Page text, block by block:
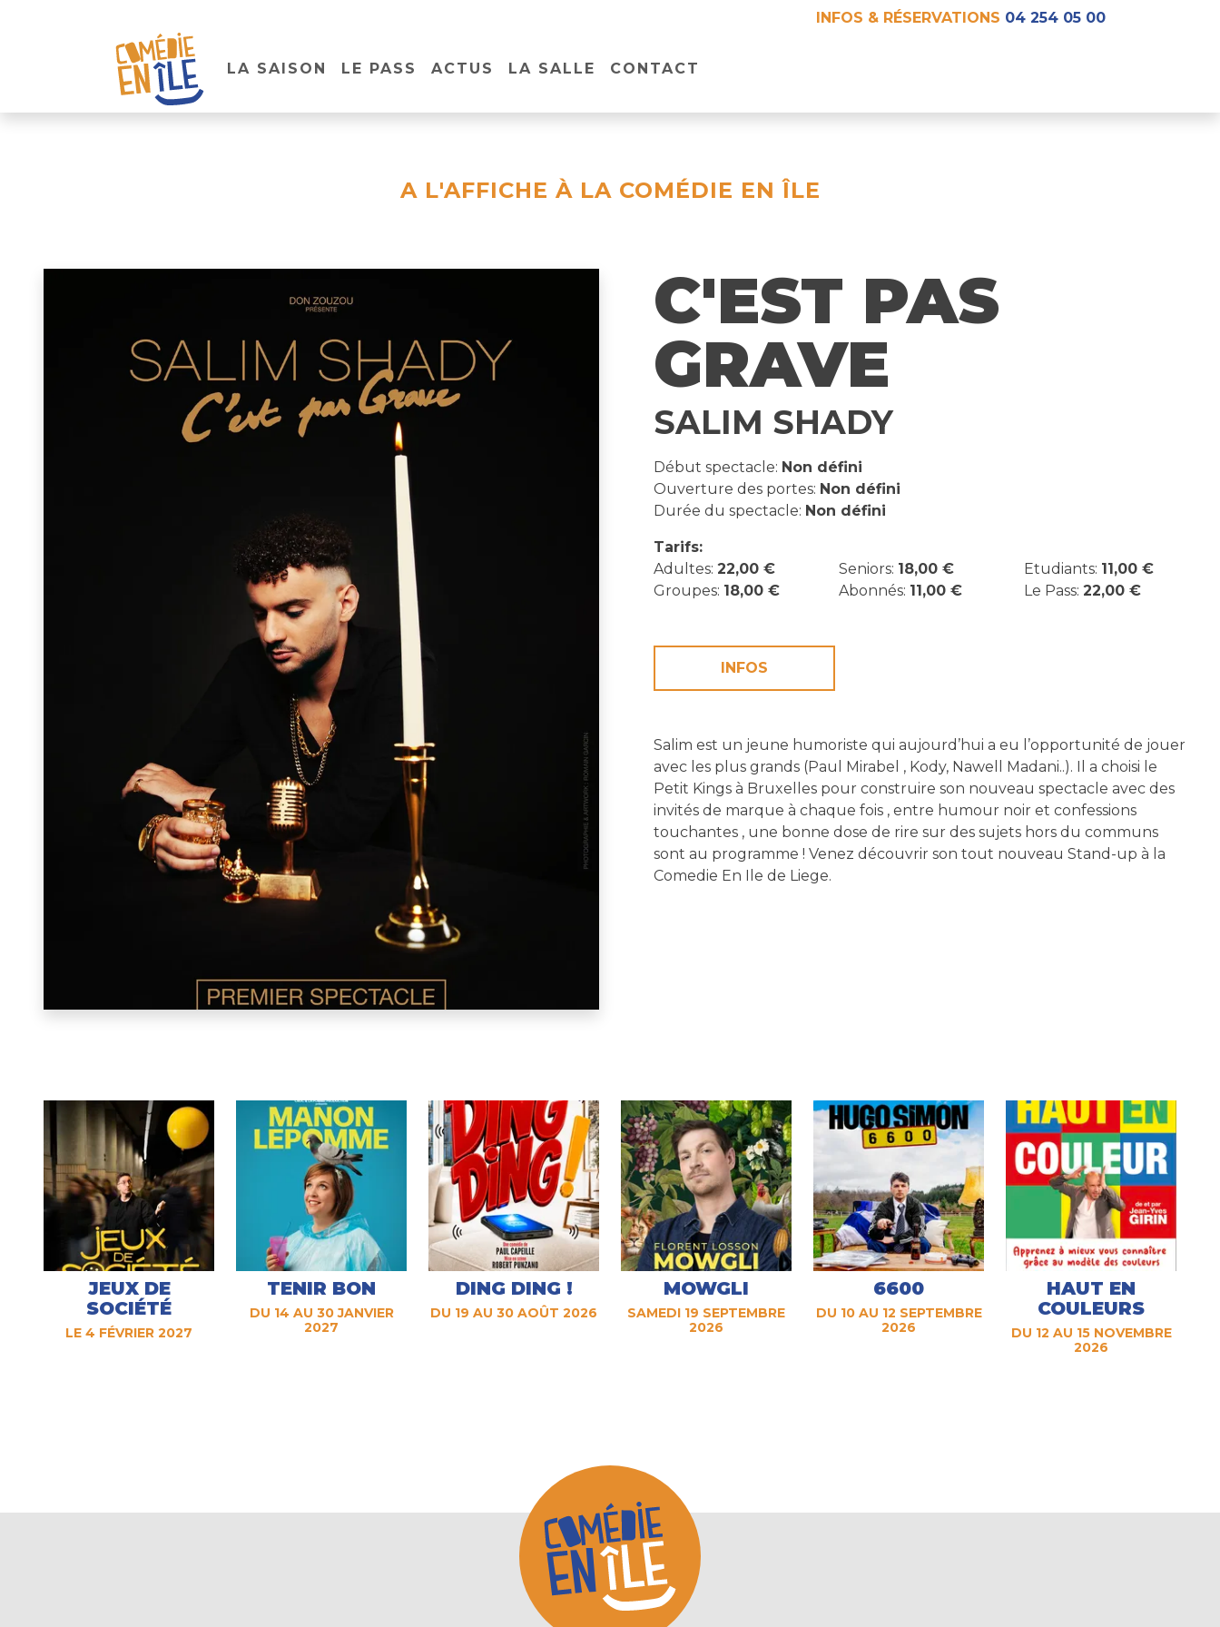
INFOS & RÉSERVATIONS 04 254 05 00
LA SAISON LE PASS ACTUS LA SALLE CONTACT
A L'AFFICHE À LA COMÉDIE EN ÎLE
C'EST PAS
GRAVE
SALIM SHADY
Début spectacle: Non défini
Ouverture des portes: Non défini
Durée du spectacle: Non défini
Tarifs:
Adultes: 22,00 € Seniors: 18,00 € Etudiants: 11,00 €
Groupes: 18,00 € Abonnés: 11,00 € Le Pass: 22,00 €
INFOS
Salim est un jeune humoriste qui aujourd’hui a eu l’opportunité de jouer
avec les plus grands (Paul Mirabel , Kody, Nawell Madani..). Il a choisi le
Petit Kings à Bruxelles pour construire son nouveau spectacle avec des
invités de marque à chaque fois , entre humour noir et confessions
touchantes , une bonne dose de rire sur des sujets hors du communs
sont au programme ! Venez découvrir son tout nouveau Stand-up à la
Comedie En Ile de Liege.
JEUX DE
SOCIÉTÉ
LE 4 FÉVRIER 2027
TENIR BON
DU 14 AU 30 JANVIER
2027
DING DING !
DU 19 AU 30 AOÛT 2026
MOWGLI
SAMEDI 19 SEPTEMBRE
2026
6600
DU 10 AU 12 SEPTEMBRE
2026
HAUT EN
COULEURS
DU 12 AU 15 NOVEMBRE
2026